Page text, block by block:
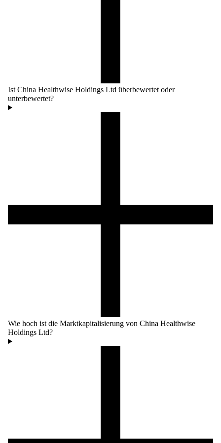
Ist China Healthwise Holdings Ltd überbewertet oder
unterbewertet?
Wie hoch ist die Marktkapitalisierung von China Healthwise
Holdings Ltd?